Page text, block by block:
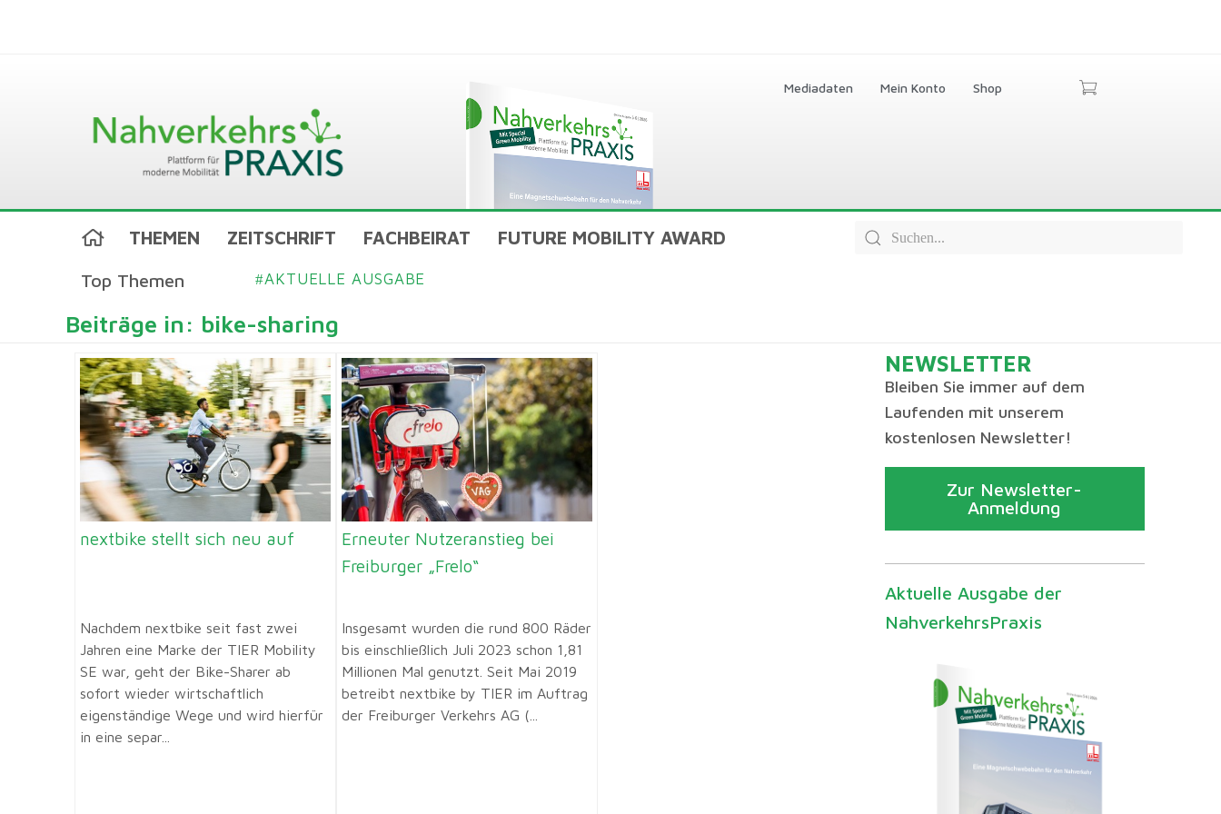
Mediadaten Mein Konto Shop
THEMEN ZEITSCHRIFT FACHBEIRAT FUTURE MOBILITY AWARD
Top Themen #AKTUELLE AUSGABE
Beiträge in: bike-sharing
nextbike stellt sich neu auf
Nachdem nextbike seit fast zwei
Jahren eine Marke der TIER Mobility
SE war, geht der Bike-Sharer ab
sofort wieder wirtschaftlich
eigenständige Wege und wird hierfür
in eine separ...
Erneuter Nutzeranstieg bei
Freiburger „Frelo“
Insgesamt wurden die rund 800 Räder
bis einschließlich Juli 2023 schon 1,81
Millionen Mal genutzt. Seit Mai 2019
betreibt nextbike by TIER im Auftrag
der Freiburger Verkehrs AG (...
NEWSLETTER
Bleiben Sie immer auf dem
Laufenden mit unserem
kostenlosen Newsletter!
Zur Newsletter-
Anmeldung
Aktuelle Ausgabe der
NahverkehrsPraxis